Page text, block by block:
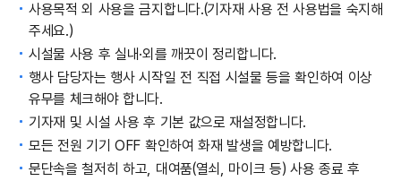
사용목적 외 사용을 금지합니다.(기자재 사용 전 사용법을 숙지해
주세요.)
시설물 사용 후 실내·외를 깨끗이 정리합니다.
행사 담당자는 행사 시작일 전 직접 시설물 등을 확인하여 이상
유무를 체크해야 합니다.
기자재 및 시설 사용 후 기본 값으로 재설정합니다.
모든 전원 기기 OFF 확인하여 화재 발생을 예방합니다.
문단속을 철저히 하고, 대여품(열쇠, 마이크 등) 사용 종료 후